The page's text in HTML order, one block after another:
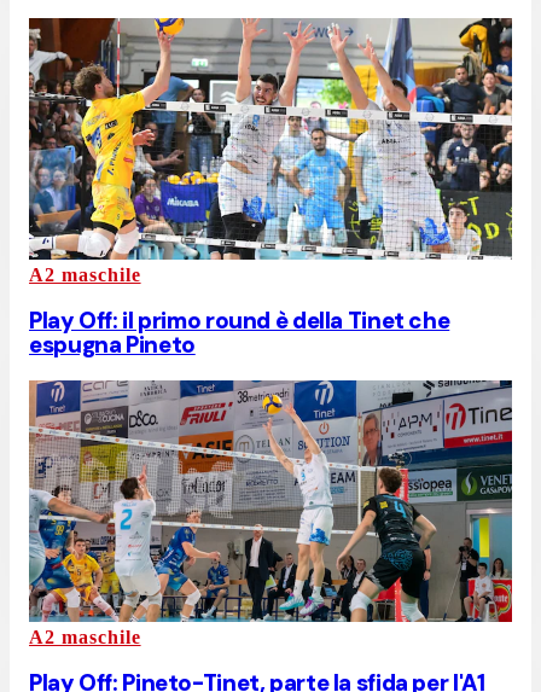
A2 maschile
Play Off: il primo round è della Tinet che
espugna Pineto
A2 maschile
Play Off: Pineto-Tinet, parte la sfida per l'A1